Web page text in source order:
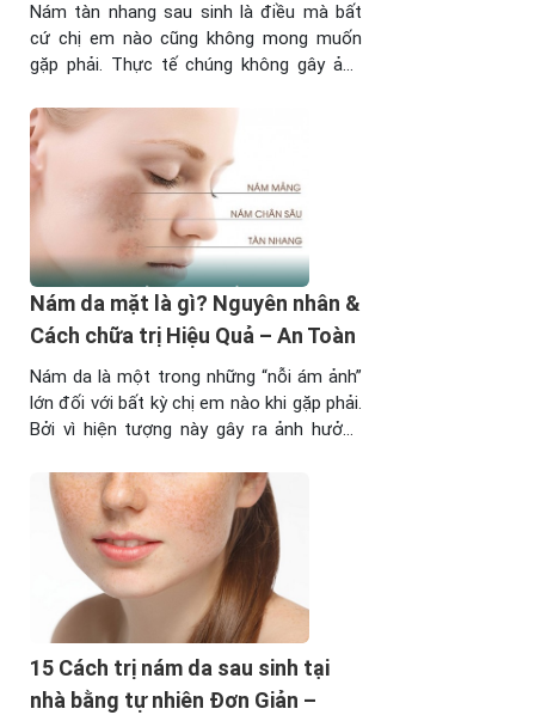
Nám tàn nhang sau sinh là điều mà bất
cứ chị em nào cũng không mong muốn
gặp phải. Thực tế chúng không gây ảnh
khiến làn da của chị em mất thẩm mỹ, trở
nên già nua, kém sắc hơn. Hãy cùng tìm
hiểu ngay về ...
Nám da mặt là gì? Nguyên nhân &
Cách chữa trị Hiệu Quả – An Toàn
Nám da là một trong những “nỗi ám ảnh”
lớn đối với bất kỳ chị em nào khi gặp phải.
Bởi vì hiện tượng này gây ra ảnh hưởng
em. Hãy cùng tìm hiểu xem nám da là gì,
nguyên nhân và cách khắc phục hiệu ...
15 Cách trị nám da sau sinh tại
nhà bằng tự nhiên Đơn Giản –